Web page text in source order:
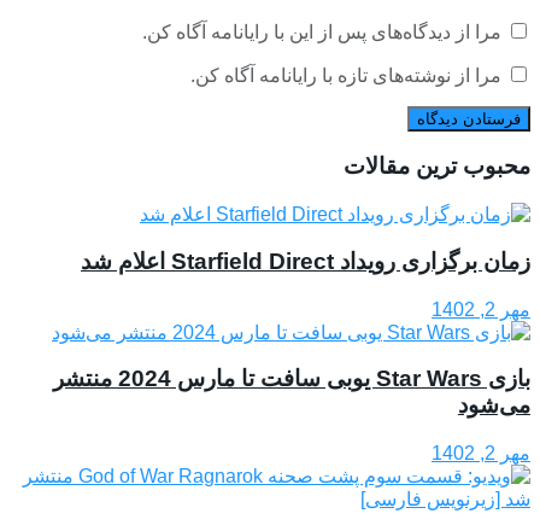
مرا از دیدگاه‌های پس از این با رایانامه آگاه کن.
مرا از نوشته‌های تازه با رایانامه آگاه کن.
محبوب ترین مقالات
زمان برگزاری رویداد Starfield Direct اعلام شد
مهر 2, 1402
بازی Star Wars‌ یوبی سافت تا مارس 2024 منتشر
می‌شود
مهر 2, 1402